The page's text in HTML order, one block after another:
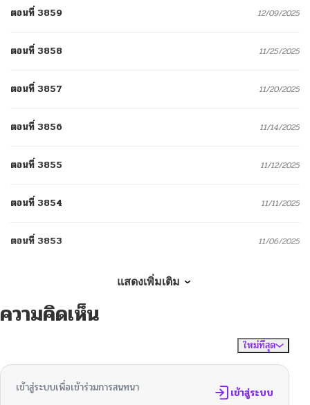
ตอนที่ 3859 12/09/2025
ตอนที่ 3858 11/25/2025
ตอนที่ 3857 11/20/2025
ตอนที่ 3856 11/14/2025
ตอนที่ 3855 11/12/2025
ตอนที่ 3854 11/11/2025
ตอนที่ 3853 11/06/2025
ตอนที่ 3851
10/02/2025
ตอนที่ 3849 10/01/2025
แสดงเพิ่มเติม
ความคิดเห็น
ใหม่ที่สุด
เข้าสู่ระบบเพื่อเข้าร่วมการสนทนา เข้าสู่ระบบ